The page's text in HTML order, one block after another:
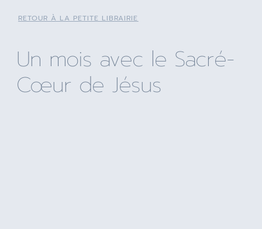
RETOUR À LA PETITE LIBRAIRIE
Un mois avec le Sacré-
Cœur de Jésus